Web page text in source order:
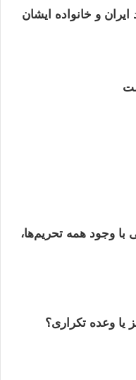
ایران و خانواده ایشان
وجود همه تحریم‌ها،